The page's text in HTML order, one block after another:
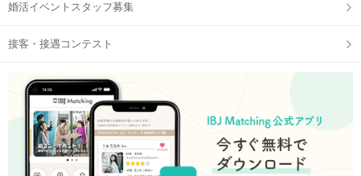
婚活イベントスタッフ募集
接客・接遇コンテスト